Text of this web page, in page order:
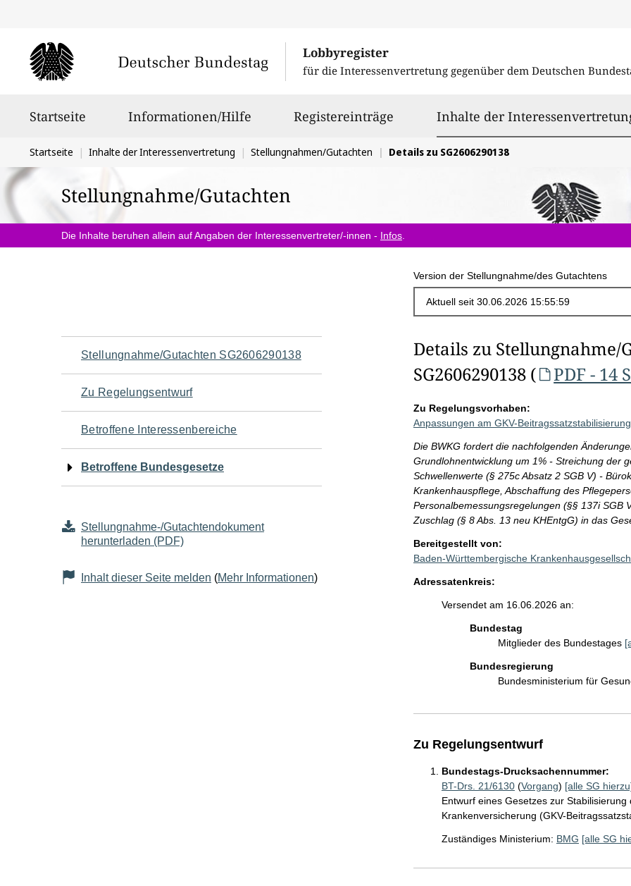
Lobbyregister
für die Interessenvertretung gegenüber dem Deutschen
Startseite Informationen/Hilfe Registereinträge Inhalte der
Sie
befinden
sich
hier:
Startseite Inhalte der Interessenvertretung Stellungnahmen/Gutachten Details zu SG2606290138
Stellungnahme/Gutachten
Die Inhalte beruhen allein auf Angaben der Interessenvertreter/-innen - Infos
Version der Stellungnahme/des Gutachtens
Navigation
für
den
Seiteninhalt
Stellungnahme/Gutachten SG2606290138
Zu Regelungsentwurf
Betroffene Interessenbereiche
Betroffene Bundesgesetze
Stellungnahme-/Gutachtendokument
herunterladen (PDF)
Inhalt dieser Seite melden (Mehr Informationen)
Details zu Stellungnahme/
SG2606290138 (
PDF - 14
Zu Regelungsvorhaben:
Anpassungen am GKV-
Die BWKG fordert die nachfolgenden
Grundlohnentwicklung um 1% - Streichung der
Schwellenwerte (§ 275c Absatz 2 SGB V) -
Krankenhauspflege, Abschaffung des
Personalbemessungsregelungen (§§ 137i SGB
Zuschlag (§ 8 Abs. 13 neu KHEntgG) in das
Bereitgestellt von:
Baden-Württembergische
Adressatenkreis:
Versendet am 16.06.2026 an:
Bundestag
Mitglieder des Bundestages
Bundesregierung
Bundesministerium für
Zu Regelungsentwurf
Bundestags-Drucksachennummer:
BT-Drs. 21/6130(Vorgang) [alle SG
Entwurf eines Gesetzes zur
Krankenversicherung (GKV-
Zuständiges Ministerium: BMG [alle SG